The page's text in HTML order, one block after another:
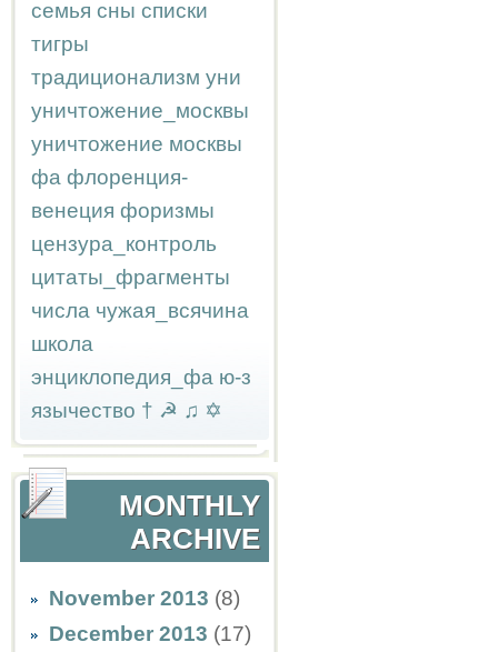
семья сны списки
тигры
традиционализм уни
уничтожение_москвы
уничтожение москвы
фа флоренция-
венеция форизмы
цензура_контроль
цитаты_фрагменты
числа чужая_всячина
школа
энциклопедия_фа ю-з
язычество † ☭ ♫ ✡
MONTHLY
ARCHIVE
November 2013 (8)
December 2013 (17)